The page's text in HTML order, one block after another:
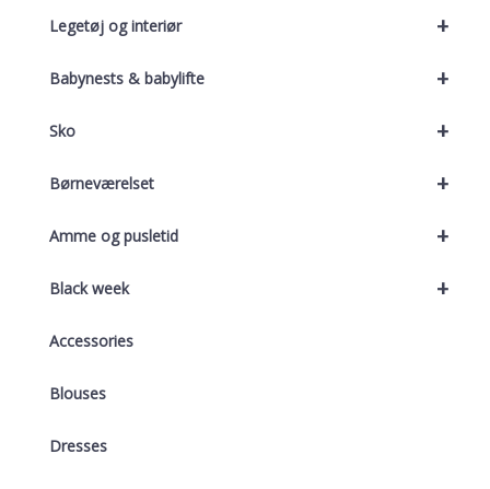
+
Legetøj og interiør
+
Babynests & babylifte
+
Sko
+
Børneværelset
+
Amme og pusletid
+
Black week
Accessories
Blouses
Dresses